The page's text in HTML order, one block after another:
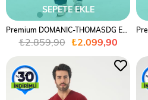
SEPETE EKLE
₺2.099,90
₺2.859,90
%27